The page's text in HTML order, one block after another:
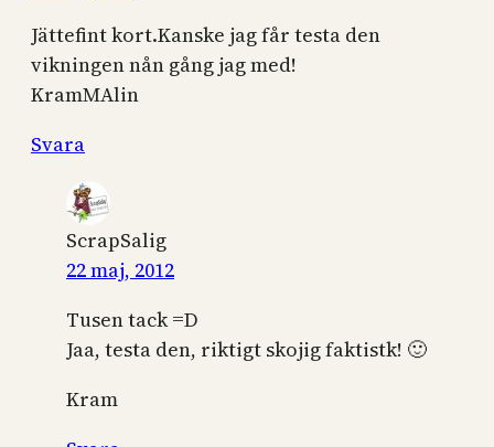
Jättefint kort.Kanske jag får testa den
vikningen nån gång jag med!
KramMAlin
Svara
ScrapSalig
22 maj, 2012
Tusen tack =D
Jaa, testa den, riktigt skojig faktistk! 🙂
Kram